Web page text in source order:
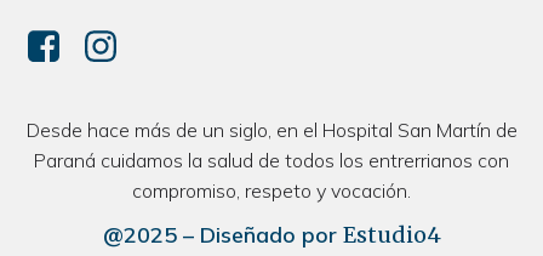
Desde hace más de un siglo, en el Hospital San Martín de
Paraná cuidamos la salud de todos los entrerrianos con
compromiso, respeto y vocación.
@2025 – Diseñado por Estudio4